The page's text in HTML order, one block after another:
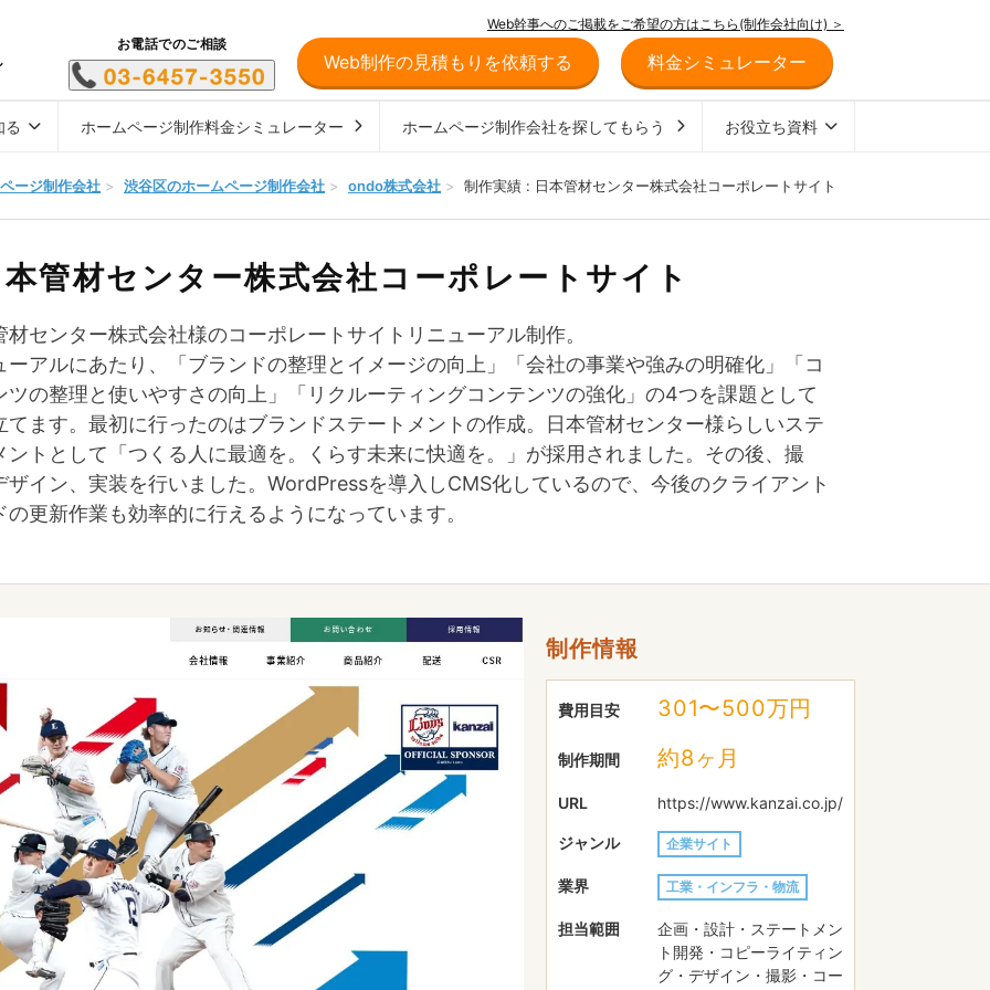
Web幹事へのご掲載をご希望の方はこちら(制作会社向け) ＞
お電話でのご相談
Web制作の見積もりを依頼する 料金シミュレーター
る ホームページ制作料金シミュレーター ホームページ制作会社を探してもらう お役立ち資料
ージ制作会社 > 渋谷区のホームページ制作会社 > ondo株式会社 > 制作実績 : 日本管材センター株式会社コーポレートサイト
管材センター株式会社コーポレートサイト
材センター株式会社様のコーポレートサイトリニューアル制作。
ーアルにあたり、「ブランドの整理とイメージの向上」「会社の事業や強みの明確化」「コ
ツの整理と使いやすさの向上」「リクルーティングコンテンツの強化」の4つを課題として
てます。最初に行ったのはブランドステートメントの作成。日本管材センター様らしいステ
ントとして「つくる人に最適を。くらす未来に快適を。」が採用されました。その後、撮
ザイン、実装を行いました。WordPressを導入しCMS化しているので、今後のクライアント
の更新作業も効率的に行えるようになっています。
制作情報
費用目安 301〜500万円
制作期間 約8ヶ月
URL https://www.kanzai.co.jp/
ジャンル 企業サイト
業界 工業・インフラ・物流
担当範囲
企画・設計・ステートメン
ト開発・コピーライティン
グ・デザイン・撮影・コー